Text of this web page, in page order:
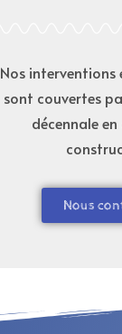
Nos
sont couvertes
décennale
Nous